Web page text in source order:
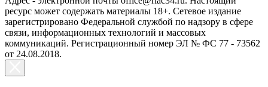
ресурс может содержать материалы 18+. Сетевое издание
зарегистрировано Федеральной службой по надзору в сфере
связи, информационных технологий и массовых
коммуникаций. Регистрационный номер ЭЛ № ФС 77 - 73562
от 24.08.2018.